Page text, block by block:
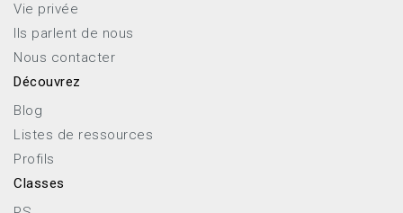
Vie privée
Ils parlent de nous
Nous contacter
Découvrez
Blog
Listes de ressources
Profils
Classes